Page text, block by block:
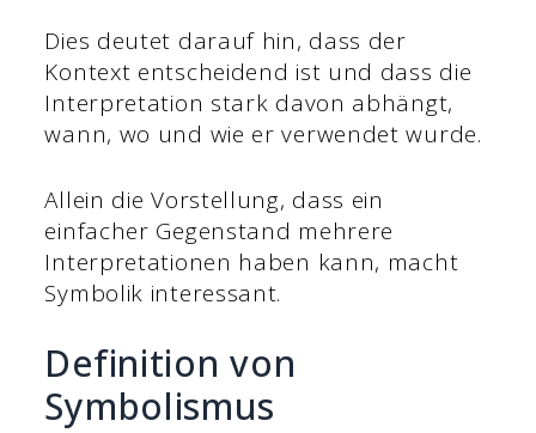
Dies deutet darauf hin, dass der
Kontext entscheidend ist und dass die
Interpretation stark davon abhängt,
wann, wo und wie er verwendet wurde.
Allein die Vorstellung, dass ein
einfacher Gegenstand mehrere
Interpretationen haben kann, macht
Symbolik interessant.
Definition von
Symbolismus